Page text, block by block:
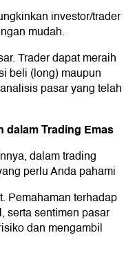
investor/trader
mudah.
Trader dapat meraih
beli (long) maupun
pasar yang telah
dalam Trading Emas
dalam trading
perlu Anda pahami
Pemahaman terhadap
serta sentimen pasar
dan mengambil